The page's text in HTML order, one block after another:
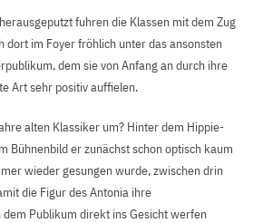
fuhren die Klassen mit dem Zug
dort im Foyer fröhlich unter das ansonsten
dem sie von Anfang an durch ihre
Art sehr positiv auffielen.
alten Klassiker um? Hinter dem Hippie-
Bühnenbild er zunächst schon optisch kaum
wieder gesungen wurde, zwischen drin
die Figur des Antonia ihre
Publikum direkt ins Gesicht werfen